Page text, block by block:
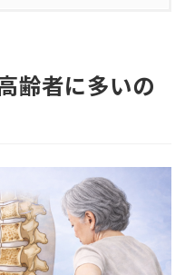
齢者に多いの